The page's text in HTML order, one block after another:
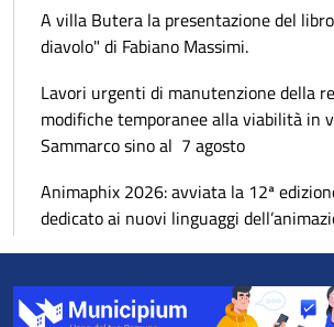
A villa Butera la presentazione del
diavolo" di Fabiano Massimi.
Lavori urgenti di manutenzione della
modifiche temporanee alla viabilità in
Sammarco sino al 7 agosto
Animaphix 2026: avviata la 12ª
dedicato ai nuovi linguaggi